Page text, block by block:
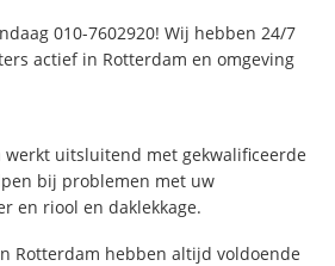
010-7602920! Wij hebben 24/7
actief in Rotterdam en omgeving
werkt uitsluitend met gekwalificeerde
bij problemen met uw
en riool en daklekkage.
Rotterdam hebben altijd voldoende